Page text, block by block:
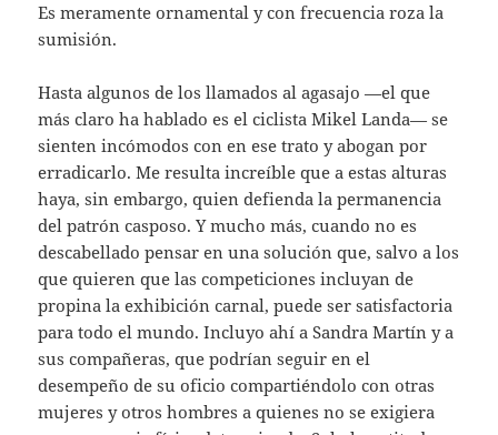
Es meramente ornamental y con frecuencia roza la
sumisión.
Hasta algunos de los llamados al agasajo —el que
más claro ha hablado es el ciclista Mikel Landa— se
sienten incómodos con en ese trato y abogan por
erradicarlo. Me resulta increíble que a estas alturas
haya, sin embargo, quien defienda la permanencia
del patrón casposo. Y mucho más, cuando no es
descabellado pensar en una solución que, salvo a los
que quieren que las competiciones incluyan de
propina la exhibición carnal, puede ser satisfactoria
para todo el mundo. Incluyo ahí a Sandra Martín y a
sus compañeras, que podrían seguir en el
desempeño de su oficio compartiéndolo con otras
mujeres y otros hombres a quienes no se exigiera